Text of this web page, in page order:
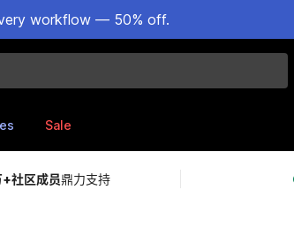
workflow — 50% off.
Sale
社区成员鼎力支持